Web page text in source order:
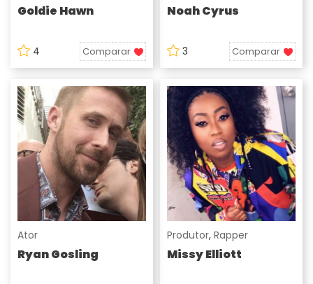
Goldie Hawn
4 Comparar
Noah Cyrus
3 Comparar
Ator
Ryan Gosling
Produtor, Rapper
Missy Elliott